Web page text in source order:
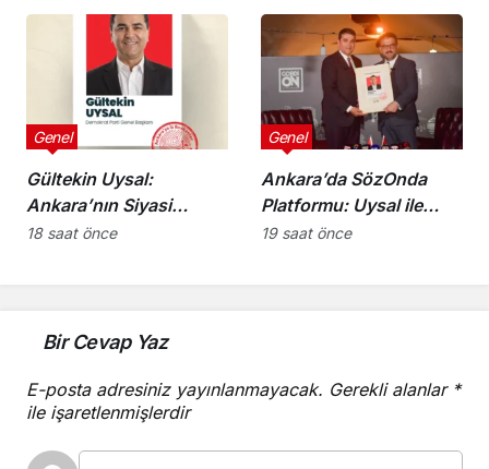
Gültekin Uysal:
Ankara’nın Siyasi
Aydınlığı
Genel
18 saat önce
Ankara’da SözOnda
Platformu: Uysal ile
Gençler
Genel
19 saat önce
Bir Cevap Yaz
E-posta adresiniz yayınlanmayacak. Gerekli alanlar *
ile işaretlenmişlerdir